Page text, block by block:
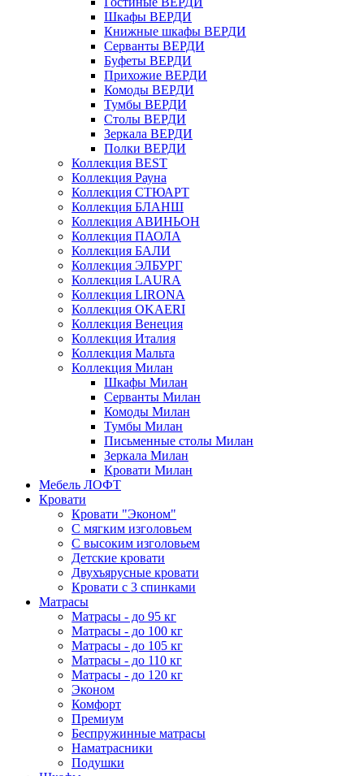
Шкафы ВЕРДИ
Книжные шкафы ВЕРДИ
Серванты ВЕРДИ
Буфеты ВЕРДИ
Прихожие ВЕРДИ
Комоды ВЕРДИ
Тумбы ВЕРДИ
Столы ВЕРДИ
Зеркала ВЕРДИ
Полки ВЕРДИ
Коллекция BEST
Коллекция Рауна
Коллекция СТЮАРТ
Коллекция БЛАНШ
Коллекция АВИНЬОН
Коллекция ПАОЛА
Коллекция БАЛИ
Коллекция ЭЛБУРГ
Коллекция LAURA
Коллекция LIRONA
Коллекция OKAERI
Коллекция Венеция
Коллекция Италия
Коллекция Мальта
Коллекция Милан
Шкафы Милан
Серванты Милан
Комоды Милан
Тумбы Милан
Письменные столы Милан
Зеркала Милан
Кровати Милан
Мебель ЛОФТ
Кровати
Кровати "Эконом"
С мягким изголовьем
С высоким изголовьем
Детские кровати
Двухъярусные кровати
Кровати с 3 спинками
Матрасы
Матрасы - до 95 кг
Матрасы - до 100 кг
Матрасы - до 105 кг
Матрасы - до 110 кг
Матрасы - до 120 кг
Эконом
Комфорт
Премиум
Беспружинные матрасы
Наматрасники
Подушки